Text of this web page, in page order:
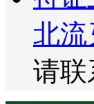
北流
请联